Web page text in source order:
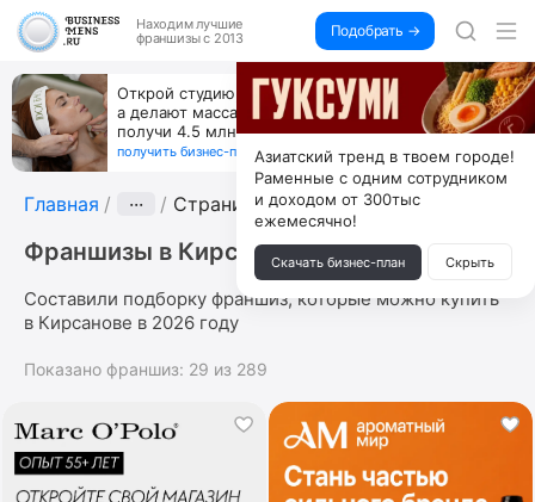
Находим лучшие
франшизы с 2013
Подобрать →
Открой студию, где не колют и не режут,
а делают массаж лица руками и в первый же год
получи 4.5 млн
получить бизнес-план ↓
Главная ··· Страница 3
Франшизы в Кирсанове
Составили подборку франшиз, которые можно купить
в Кирсанове в 2026 году
Показано франшиз: 29 из 289
Азиатский тренд в твоем городе!
Раменные с одним сотрудником
и доходом от 300тыс
ежемесячно!
Скачать бизнес-план Скрыть